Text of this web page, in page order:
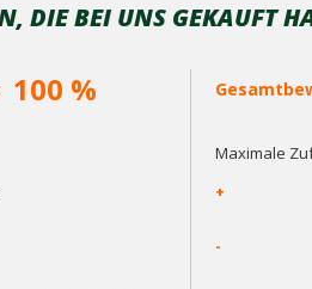
DIE BEI ​​UNS GEKAUFT
100 %
Maximale
+
-